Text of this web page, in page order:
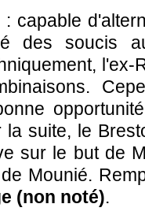
: capable
des soucis
l'ex-
la suite, le
sur le but de
Mounié.
(non noté).